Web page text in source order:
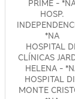
PRIME -
HOSP.
*NA
HOSPITAL
CLÍNICAS
HELENA -
HOSPITAL
MONTE